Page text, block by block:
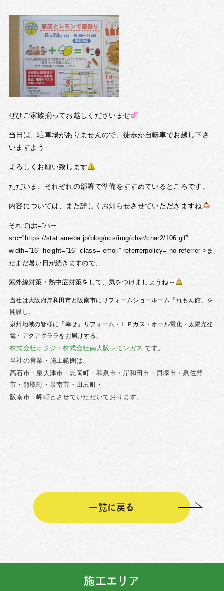
ぜひご家族揃ってお越しくださいませ
当日は、駐車場がありませんので、徒歩か自転車でお越し下さ
いますよう
よろしくお願い致します
ただいま、それぞれの部署で準備をすすめているところです。
内容については、また詳しくお知らせさせていただきますね
それではt=”パー”
src=”https://stat.ameba.jp/blog/ucs/img/char/char2/106.gif”
width=”16″ height=”16″ class=”emoji” referrerpolicy=”no-referrer”>ま
だまだ暑い日が続きますので、
紫外線対策・熱中症対策をして、気をつけましょうね～
当社は大阪府岸和田市と阪南市にリフォームショールーム「れもん館」を
開設し、
泉州地域の皆様に「幸せ」リフォーム・ＬＰガス・オール電化・太陽光発
電・アクアクララをお届けする、
株式会社オクジ・株式会社南大阪レモンガス です。
当社の営業・施工範囲は、
高石市・泉大津市・忠岡町・和泉市・岸和田市・貝塚市・泉佐野
市・熊取町・泉南市・田尻町・
阪南市・岬町とさせていただいております。
一覧に戻る
施工エリア